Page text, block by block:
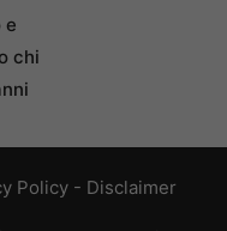
e
chi
Policy - Disclaimer